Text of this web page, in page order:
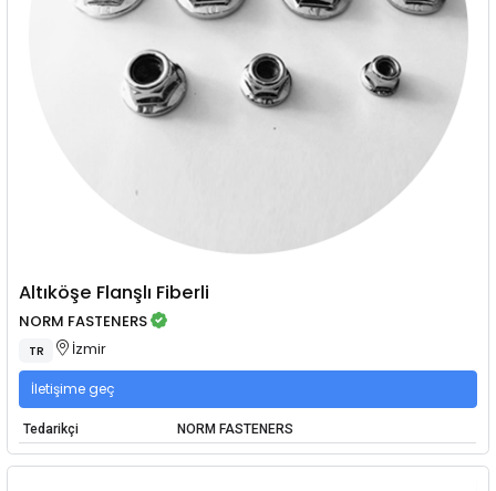
Altıköşe Flanşlı Fiberli
NORM FASTENERS
TR İzmir
İletişime geç
Tedarikçi NORM FASTENERS